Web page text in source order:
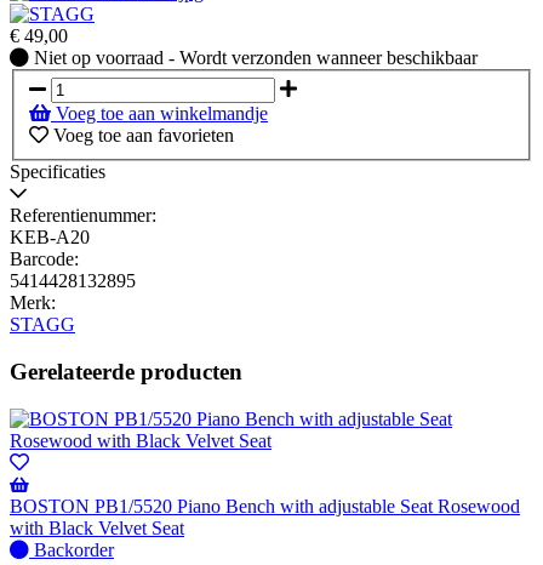
€ 49,00
Niet
op
voorraad
-
Wordt
verzonden
beschikbaar
Niet op voorraad - Wordt verzonden wanneer beschikbaar
Voeg toe aan winkelmandje
Voeg toe aan favorieten
Specificaties
Referentienummer:
KEB-A20
Barcode:
5414428132895
Merk:
STAGG
Gerelateerde producten
BOSTON PB1/5520 Piano Bench with adjustable Seat Rosewood
with Black Velvet Seat
Niet
Backorder